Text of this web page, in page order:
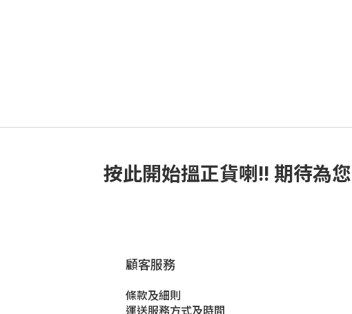
按此開始搵正貨喇!! 期待為
顧客服務
條款及細則
運送服務方式及時間